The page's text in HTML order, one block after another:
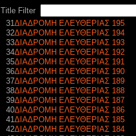
Title Filter
31ΔΙΑΔΡΟΜΗ ΕΛΕΥΘΕΡΙΑΣ 195
32ΔΙΑΔΡΟΜΗ ΕΛΕΥΘΕΡΙΑΣ 194
33ΔΙΑΔΡΟΜΗ ΕΛΕΥΘΕΡΙΑΣ 193
34ΔΙΑΔΡΟΜΗ ΕΛΕΥΘΕΡΙΑΣ 192
35ΔΙΑΔΡΟΜΗ ΕΛΕΥΘΕΡΙΑΣ 191
36ΔΙΑΔΡΟΜΗ ΕΛΕΥΘΕΡΙΑΣ 190
37ΔΙΑΔΡΟΜΗ ΕΛΕΥΘΕΡΙΑΣ 189
38ΔΙΑΔΡΟΜΗ ΕΛΕΥΘΕΡΙΑΣ 188
39ΔΙΑΔΡΟΜΗ ΕΛΕΥΘΕΡΙΑΣ 187
40ΔΙΑΔΡΟΜΗ ΕΛΕΥΘΕΡΙΑΣ 186
41ΔΙΑΔΡΟΜΗ ΕΛΕΥΘΕΡΙΑΣ 185
42ΔΙΑΔΡΟΜΗ ΕΛΕΥΘΕΡΙΑΣ 184